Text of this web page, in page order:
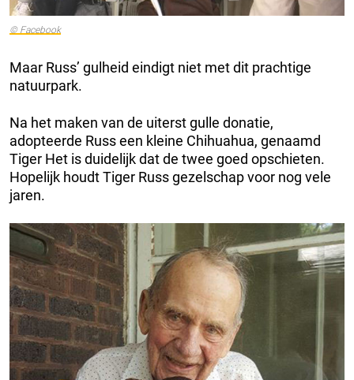
© Facebook
Maar Russ’ gulheid eindigt niet met dit prachtige
natuurpark.
Na het maken van de uiterst gulle donatie,
adopteerde Russ een kleine Chihuahua, genaamd
Tiger Het is duidelijk dat de twee goed opschieten.
Hopelijk houdt Tiger Russ gezelschap voor nog vele
jaren.